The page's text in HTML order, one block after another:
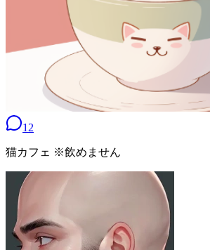
12
猫カフェ ※飲めません